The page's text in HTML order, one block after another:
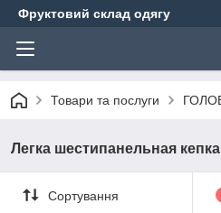
Фруктовий склад одягу
Товари та послуги
Легка шестипанельная кепка
Сортування